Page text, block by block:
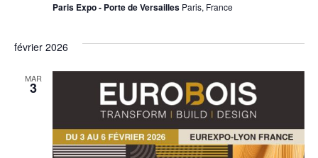
Paris Expo - Porte de Versailles Paris, France
février 2026
MAR
3